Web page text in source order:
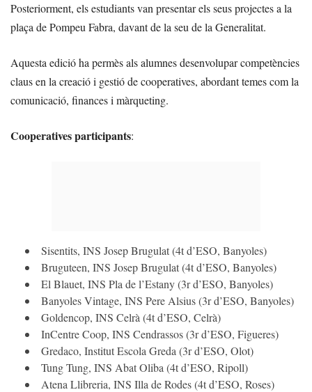
Posteriorment, els estudiants van presentar els seus projectes a la
plaça de Pompeu Fabra, davant de la seu de la Generalitat.
Aquesta edició ha permès als alumnes desenvolupar competències
claus en la creació i gestió de cooperatives, abordant temes com la
comunicació, finances i màrqueting.
Cooperatives participants:
Sisentits, INS Josep Brugulat (4t d’ESO, Banyoles)
Bruguteen, INS Josep Brugulat (4t d’ESO, Banyoles)
El Blauet, INS Pla de l’Estany (3r d’ESO, Banyoles)
Banyoles Vintage, INS Pere Alsius (3r d’ESO, Banyoles)
Goldencop, INS Celrà (4t d’ESO, Celrà)
InCentre Coop, INS Cendrassos (3r d’ESO, Figueres)
Gredaco, Institut Escola Greda (3r d’ESO, Olot)
Tung Tung, INS Abat Oliba (4t d’ESO, Ripoll)
Atena Llibreria, INS Illa de Rodes (4t d’ESO, Roses)